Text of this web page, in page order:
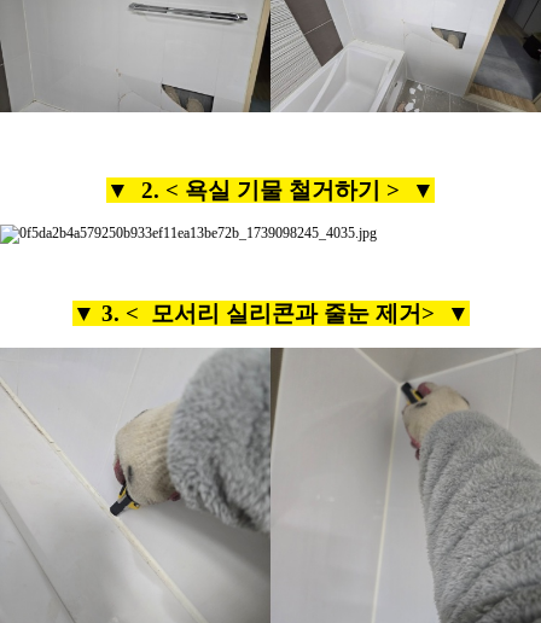
▼ 2. < 욕실 기물 철거하기 > ▼
▼ 3. < 모서리 실리콘과 줄눈 제거> ▼